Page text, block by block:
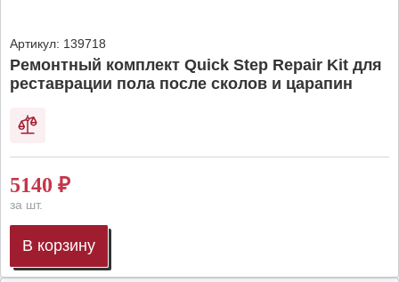
Артикул: 139718
Ремонтный комплект Quick Step Repair Kit для
реставрации пола после сколов и царапин
5140 ₽
за шт.
В корзину